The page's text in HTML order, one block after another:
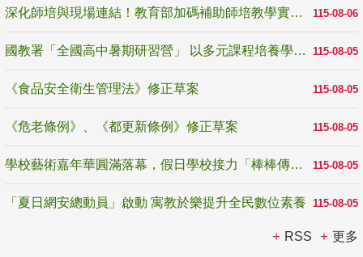
115-08-06
深化師培與現場連結！教育部加碼補助師培教學實踐研究 10月師培國際研討會交流教學實踐經驗
115-08-05
國教署「全國高中暑期研習營」 以多元課程培養學生瞭解誠信專業與倫理價值
115-08-05
《食品安全衛生管理法》修正草案
115-08-05
《危老條例》、《都更新條例》修正草案
115-08-05
學校藝術嘉年華圓滿落幕，假日學校接力「棒棒傳美感」
115-08-05
「夏日網安總動員」啟動 寓教於樂提升全民數位素養
RSS 更多